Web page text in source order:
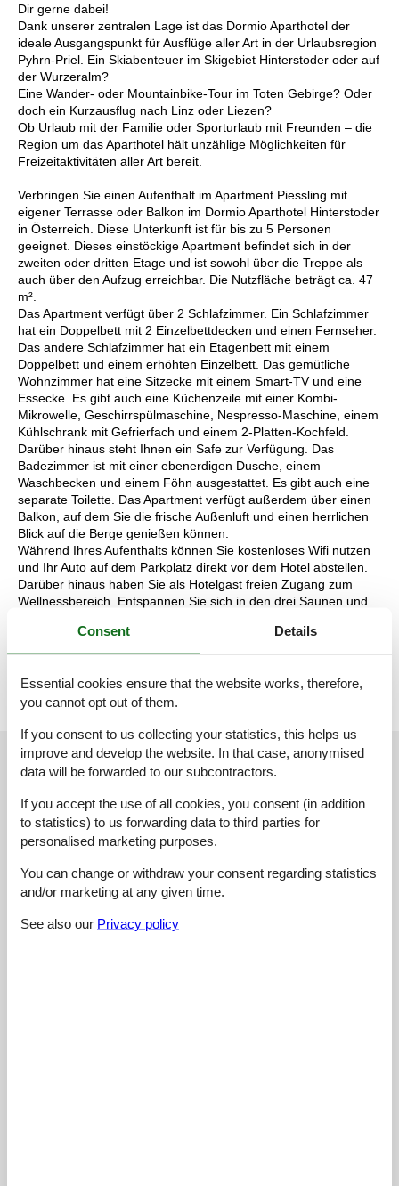
Dir gerne dabei!
Dank unserer zentralen Lage ist das Dormio Aparthotel der
ideale Ausgangspunkt für Ausflüge aller Art in der Urlaubsregion
Pyhrn-Priel. Ein Skiabenteuer im Skigebiet Hinterstoder oder auf
der Wurzeralm?
Eine Wander- oder Mountainbike-Tour im Toten Gebirge? Oder
doch ein Kurzausflug nach Linz oder Liezen?
Ob Urlaub mit der Familie oder Sporturlaub mit Freunden – die
Region um das Aparthotel hält unzählige Möglichkeiten für
Freizeitaktivitäten aller Art bereit.
Verbringen Sie einen Aufenthalt im Apartment Piessling mit
eigener Terrasse oder Balkon im Dormio Aparthotel Hinterstoder
in Österreich. Diese Unterkunft ist für bis zu 5 Personen
geeignet. Dieses einstöckige Apartment befindet sich in der
zweiten oder dritten Etage und ist sowohl über die Treppe als
auch über den Aufzug erreichbar. Die Nutzfläche beträgt ca. 47
m².
Das Apartment verfügt über 2 Schlafzimmer. Ein Schlafzimmer
hat ein Doppelbett mit 2 Einzelbettdecken und einen Fernseher.
Das andere Schlafzimmer hat ein Etagenbett mit einem
Doppelbett und einem erhöhten Einzelbett. Das gemütliche
Wohnzimmer hat eine Sitzecke mit einem Smart-TV und eine
Essecke. Es gibt auch eine Küchenzeile mit einer Kombi-
Mikrowelle, Geschirrspülmaschine, Nespresso-Maschine, einem
Kühlschrank mit Gefrierfach und einem 2-Platten-Kochfeld.
Darüber hinaus steht Ihnen ein Safe zur Verfügung. Das
Badezimmer ist mit einer ebenerdigen Dusche, einem
Waschbecken und einem Föhn ausgestattet. Es gibt auch eine
separate Toilette. Das Apartment verfügt außerdem über einen
Balkon, auf dem Sie die frische Außenluft und einen herrlichen
Blick auf die Berge genießen können.
Während Ihres Aufenthalts können Sie kostenloses Wifi nutzen
und Ihr Auto auf dem Parkplatz direkt vor dem Hotel abstellen.
Darüber hinaus haben Sie als Hotelgast freien Zugang zum
Wellnessbereich. Entspannen Sie sich in den drei Saunen und
Die Aufteilung der Unterkunft kann variieren. Die Grundrisse und
Bilder vermitteln einen guten Eindruck, dienen aber nur zur
External reviews Our guest reviews External reviews
4,4
Cleaning:
3,0
Location:
Overall:
Consent Details
Essential cookies ensure that the website works, therefore,
you cannot opt out of them.
If you consent to us collecting your statistics, this helps us
improve and develop the website. In that case, anonymised
data will be forwarded to our subcontractors.
If you accept the use of all cookies, you consent (in addition
to statistics) to us forwarding data to third parties for
personalised marketing purposes.
You can change or withdraw your consent regarding statistics
and/or marketing at any given time.
See also our Privacy policy